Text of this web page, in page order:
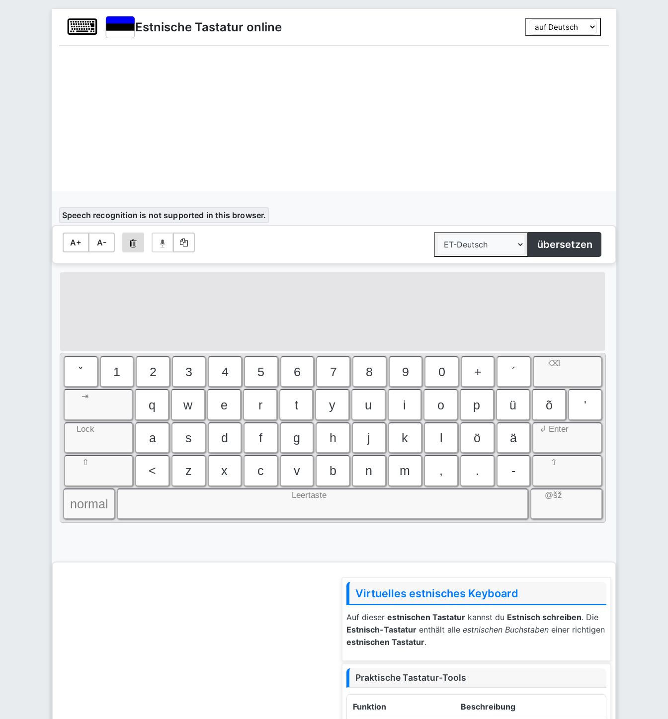
⌨ Estnische Tastatur online
Speech recognition is not supported in this browser.
A+ A- übersetzen
ˇ 1 2 3 4 5 6 7 8 9 0 + ´
⌫
⇥
q w e r t y u i o p ü õ '
Lock
a s d f g h j k l ö ä
↲ Enter
⇧
< z x c v b n m , . -
⇧
normal
Leertaste @šž
Virtuelles estnisches Keyboard
Auf dieser estnischen Tastatur kannst du Estnisch schreiben. Die
Estnisch-Tastatur enthält alle estnischen Buchstaben einer richtigen
estnischen Tastatur.
Praktische Tastatur-Tools
Funktion Beschreibung